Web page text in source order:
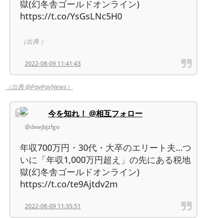
獄(幻冬舎ゴールドオンライン)
https://t.co/YsGsLNc5H0
（出典 ）
2022-08-09 11:41:43
（出典 @PayPayNews）
今を知れ！ @相互フォロー
@dxwjbjzfgo
年収700万円・30代・大卒のエリート夫…つ
いに「年収1,000万円超え」の先にある税地
獄(幻冬舎ゴールドオンライン)
https://t.co/te9Ajtdv2m
2022-08-09 11:35:51